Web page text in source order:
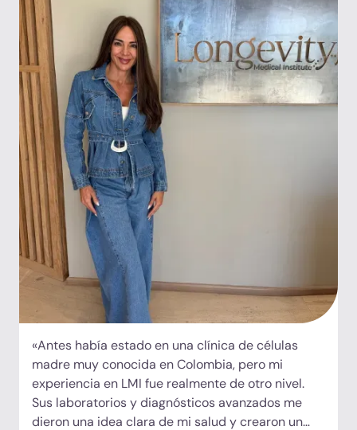
«Antes había estado en una clínica de células
madre muy conocida en Colombia, pero mi
experiencia en LMI fue realmente de otro nivel.
Sus laboratorios y diagnósticos avanzados me
dieron una idea clara de mi salud y crearon un